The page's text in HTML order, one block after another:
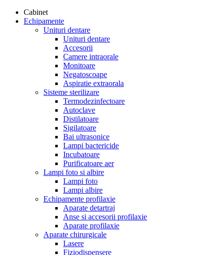
Cabinet
Echipamente
Unituri dentare
Unituri dentare
Accesorii
Camere intraorale
Monitoare
Negatoscoape
Aspiratie extraorala
Sisteme sterilizare
Termodezinfectoare
Autoclave
Distilatoare
Sigilatoare
Bai ultrasonice
Lampi bactericide
Incubatoare
Purificatoare aer
Lampi foto si albire
Lampi foto
Lampi albire
Echipamente profilaxie
Aparate detartraj
Anse si accesorii profilaxie
Aparate profilaxie
Aparate chirurgicale
Lasere
Fiziodispensere